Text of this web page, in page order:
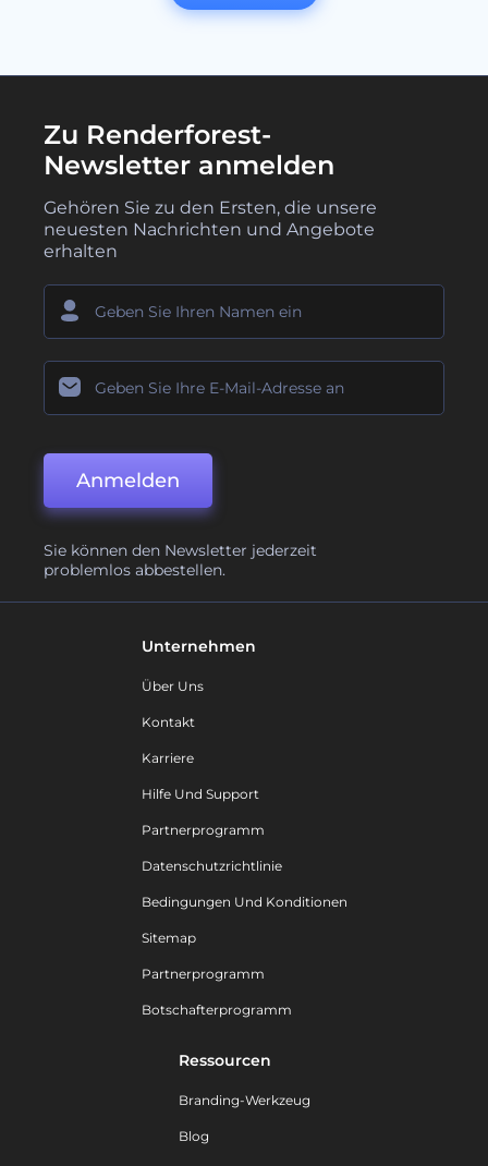
Zu Renderforest-
Newsletter anmelden
Gehören Sie zu den Ersten, die unsere
neuesten Nachrichten und Angebote
erhalten
Anmelden
Sie können den Newsletter jederzeit
problemlos abbestellen.
Unternehmen
Über Uns
Kontakt
Karriere
Hilfe Und Support
Partnerprogramm
Datenschutzrichtlinie
Bedingungen Und Konditionen
Sitemap
Partnerprogramm
Botschafterprogramm
Ressourcen
Branding-Werkzeug
Blog